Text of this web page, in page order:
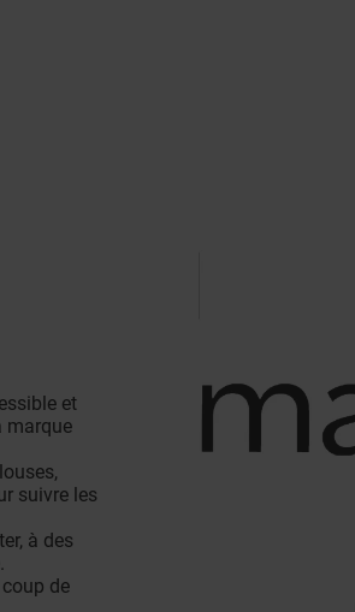
et
marque
suivre les
à des
de